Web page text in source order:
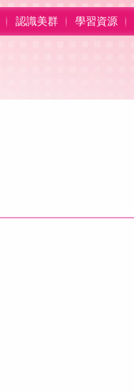
認識美群 學習資源